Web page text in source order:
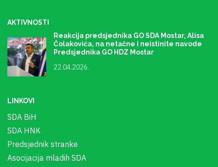
AKTIVNOSTI
Reakcija predsjednika GO SDA Mostar, Alisa
Čolakovića, na netačne i neistinite navode
Predsjednika GO HDZ Mostar
22.04.2026.
LINKOVI
SDA BiH
SDA HNK
Predsjednik stranke
Asocijacija mladih SDA